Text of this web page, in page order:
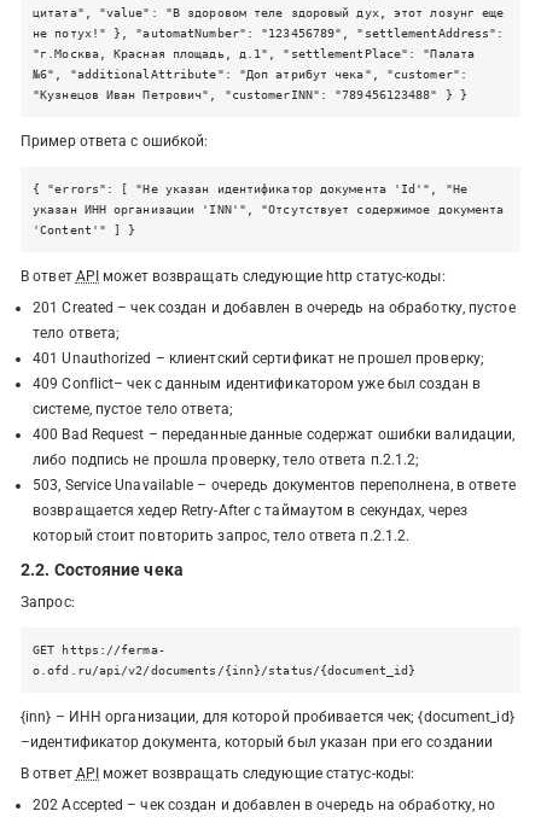
цитата", "value": "В здоровом теле здоровый дух, этот лозунг еще
не потух!" }, "automatNumber": "123456789", "settlementAddress":
"г.Москва, Красная площадь, д.1", "settlementPlace": "Палата
№6", "additionalAttribute": "Доп атрибут чека", "customer":
"Кузнецов Иван Петрович", "customerINN": "789456123488" } }
Пример ответа с ошибкой:
{ "errors": [ "Не указан идентификатор документа 'Id'", "Не
указан ИНН организации 'INN'", "Отсутствует содержимое документа
'Content'" ] }
В ответ API может возвращать следующие http статус-коды:
201 Created – чек создан и добавлен в очередь на обработку, пустое
тело ответа;
401 Unauthorized – клиентский сертификат не прошел проверку;
409 Conflict– чек с данным идентификатором уже был создан в
системе, пустое тело ответа;
400 Bad Request – переданные данные содержат ошибки валидации,
либо подпись не прошла проверку, тело ответа п.2.1.2;
503, Service Unavailable – очередь документов переполнена, в ответе
возвращается хедер Retry-After с таймаутом в секундах, через
который стоит повторить запрос, тело ответа п.2.1.2.
2.2. Состояние чека
Запрос:
GET https://ferma-
o.ofd.ru/api/v2/documents/{inn}/status/{document_id}
{inn} – ИНН организации, для которой пробивается чек; {document_id}
–идентификатор документа, который был указан при его создании
В ответ API может возвращать следующие статус-коды:
202 Accepted – чек создан и добавлен в очередь на обработку, но